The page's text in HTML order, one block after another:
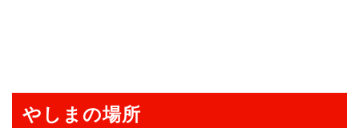
やしまの場所